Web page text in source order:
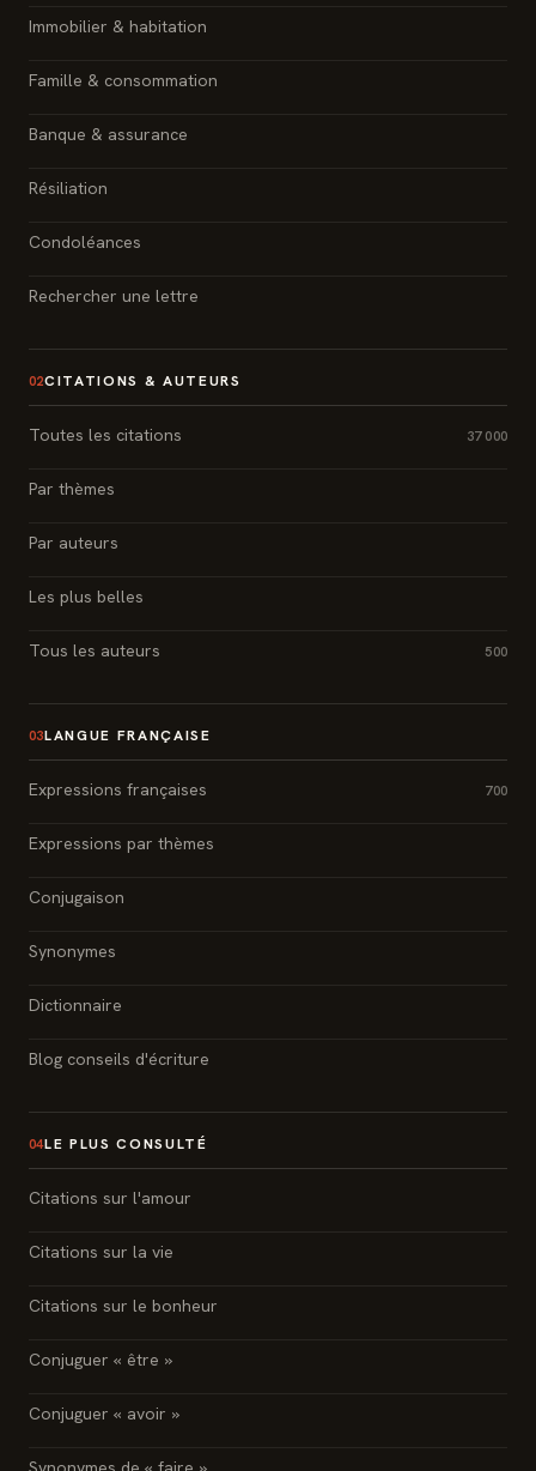
Immobilier & habitation
Famille & consommation
Banque & assurance
Résiliation
Condoléances
Rechercher une lettre
02CITATIONS & AUTEURS
Toutes les citations 37 000
Par thèmes
Par auteurs
Les plus belles
Tous les auteurs 500
03LANGUE FRANÇAISE
Expressions françaises 700
Expressions par thèmes
Conjugaison
Synonymes
Dictionnaire
Blog conseils d'écriture
04LE PLUS CONSULTÉ
Citations sur l'amour
Citations sur la vie
Citations sur le bonheur
Conjuguer « être »
Conjuguer « avoir »